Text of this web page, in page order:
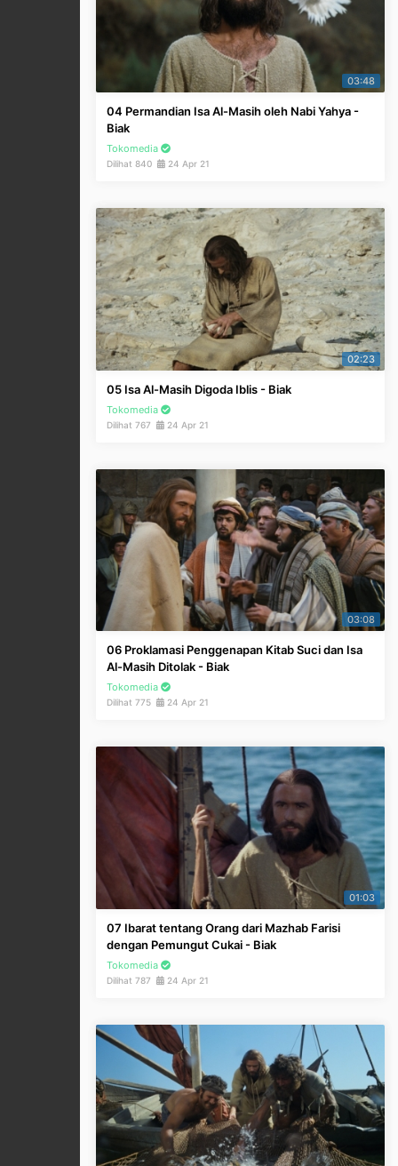
03:48
04 Permandian Isa Al-Masih oleh Nabi Yahya -
Biak
Tokomedia
Dilihat 840 24 Apr 21
02:23
05 Isa Al-Masih Digoda Iblis - Biak
Tokomedia
Dilihat 767 24 Apr 21
03:08
06 Proklamasi Penggenapan Kitab Suci dan Isa
Al-Masih Ditolak - Biak
Tokomedia
Dilihat 775 24 Apr 21
01:03
07 Ibarat tentang Orang dari Mazhab Farisi
dengan Pemungut Cukai - Biak
Tokomedia
Dilihat 787 24 Apr 21